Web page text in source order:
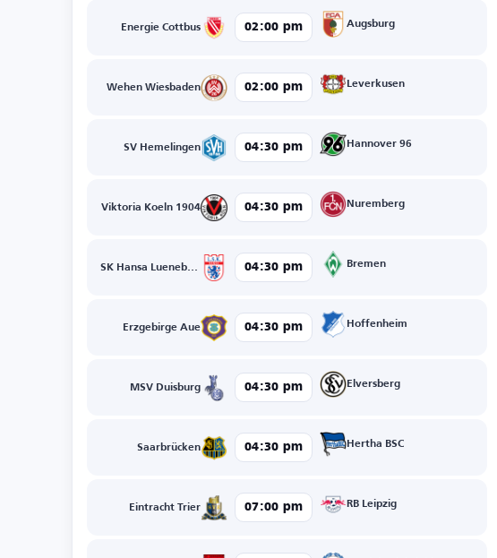
Energie Cottbus 02:00 pm Augsburg
Wehen Wiesbaden 02:00 pm Leverkusen
SV Hemelingen 04:30 pm Hannover 96
Viktoria Koeln 1904 04:30 pm Nuremberg
SK Hansa Lueneburg 04:30 pm Bremen
Erzgebirge Aue 04:30 pm Hoffenheim
MSV Duisburg 04:30 pm Elversberg
Saarbrücken 04:30 pm Hertha BSC
Eintracht Trier 07:00 pm RB Leipzig